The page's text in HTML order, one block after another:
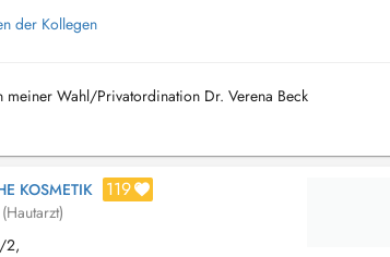
der Kollegen
Wahl/Privatordination Dr. Verena Beck
KOSMETIK 119
2,